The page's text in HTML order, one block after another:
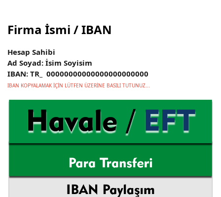
Firma İsmi / IBAN
Hesap Sahibi
Ad Soyad: İsim Soyisim
IBAN: TR_ 00000000000000000000000
IBAN KOPYALAMAK İÇİN LÜTFEN ÜZERİNE BASILI TUTUNUZ...